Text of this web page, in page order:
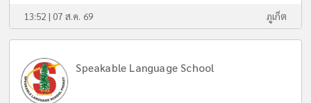
13:52 | 07 ส.ค. 69 ภูเก็ต
Speakable Language School